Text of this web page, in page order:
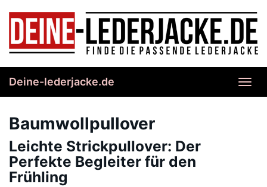
content
Deine-lederjacke.de
Baumwollpullover
Leichte Strickpullover: Der
Perfekte Begleiter für den
Frühling